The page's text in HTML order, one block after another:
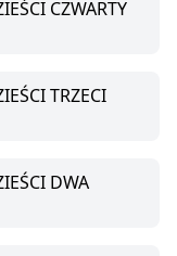
CZWARTY
TRZECI
DWA